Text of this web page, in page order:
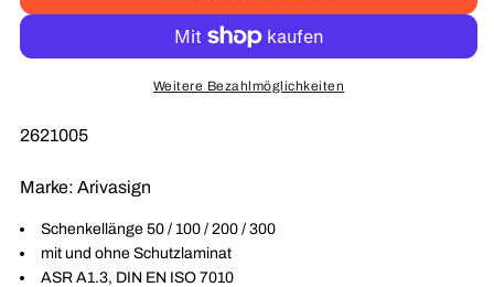
für
vor
für
vor
Weitere Bezahlmöglichkeiten
SKU:
2621005
Marke: Arivasign
Schenkellänge 50 / 100 / 200 / 300
mit und ohne Schutzlaminat
ASR A1.3, DIN EN ISO 7010